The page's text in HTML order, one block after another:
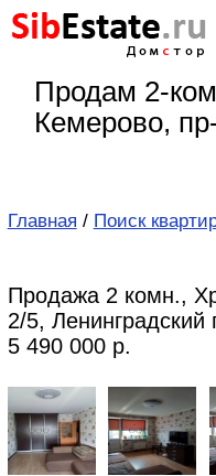
SibEstate.ru
стор
Продам 2-
Кемерово,
Главная / Поиск
Продажа 2 комн.,
2/5, Ленинградский
5 490 000 р.